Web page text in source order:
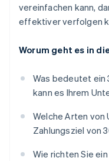
vereinfachen kann,
effektiver verfolgen
Worum geht es in
Was bedeutet ein
kann es Ihrem
Welche Arten von
Zahlungsziel von
Wie richten Sie